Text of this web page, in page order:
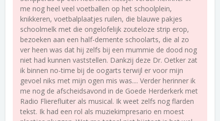
me nog heel veel voetballen op het schoolplein,
knikkeren, voetbalplaatjes ruilen, die blauwe pakjes
schoolmelk met die ongelofelijk zouteloze strip erop,
bezoeken aan een half-demente schoolarts, die al zo
ver heen was dat hij zelfs bij een mummie de dood nog
niet had kunnen vaststellen. Dankzij deze Dr. Oetker zat
ik binnen no-time bij de oogarts terwijl er voor mijn
gevoel niks met mijn ogen mis was.... Verder herinner ik
me nog de afscheidsavond in de Goede Herderkerk met
Radio Flierefluiter als musical. Ik weet zelfs nog flarden
tekst. Ik had een rol als muziekimpresario en moest